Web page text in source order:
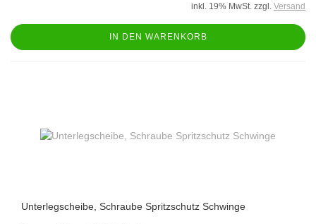
inkl. 19% MwSt. zzgl. Versand
IN DEN WARENKORB
Unterlegscheibe, Schraube Spritzschutz Schwinge